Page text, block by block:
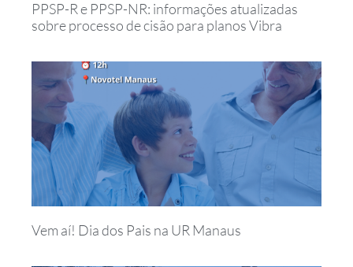
PPSP-R e PPSP-NR: informações atualizadas
sobre processo de cisão para planos Vibra
Vem aí! Dia dos Pais na UR Manaus